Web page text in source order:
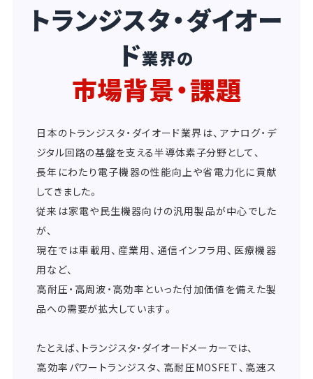
トランジスタ・ダイオー
ド業界の
市場背景・課題
日本のトランジスタ・ダイオード業界は、アナログ・デ
ジタル回路の基盤を支える半導体素子分野として、
長年にわたり電子機器の性能向上や省電力化に貢献
してきました。
従来は家電や民生機器向けの汎用製品が中心でした
が、
現在では車載用、産業用、通信インフラ用、医療機器
用など、
高耐圧・高周波・高効率といった付加価値を備えた製
品への需要が拡大しています。
たとえば、トランジスタ・ダイオードメーカーでは、
高効率パワートランジスタ、高耐圧MOSFET、高速ス